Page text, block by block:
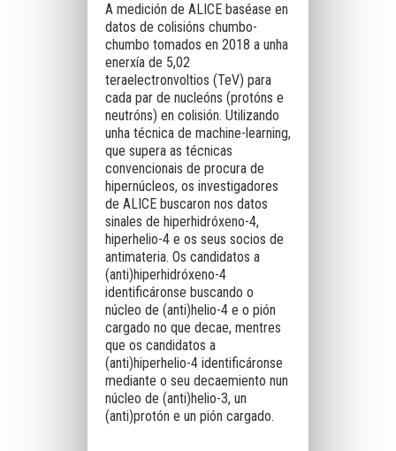
A medición de ALICE baséase en
datos de colisións chumbo-
chumbo tomados en 2018 a unha
enerxía de 5,02
teraelectronvoltios (TeV) para
cada par de nucleóns (protóns e
neutróns) en colisión. Utilizando
unha técnica de machine-learning,
que supera as técnicas
convencionais de procura de
hipernúcleos, os investigadores
de ALICE buscaron nos datos
sinales de hiperhidróxeno-4,
hiperhelio-4 e os seus socios de
antimateria. Os candidatos a
(anti)hiperhidróxeno-4
identificáronse buscando o
núcleo de (anti)helio-4 e o pión
cargado no que decae, mentres
que os candidatos a
(anti)hiperhelio-4 identificáronse
mediante o seu decaemiento nun
núcleo de (anti)helio-3, un
(anti)protón e un pión cargado.